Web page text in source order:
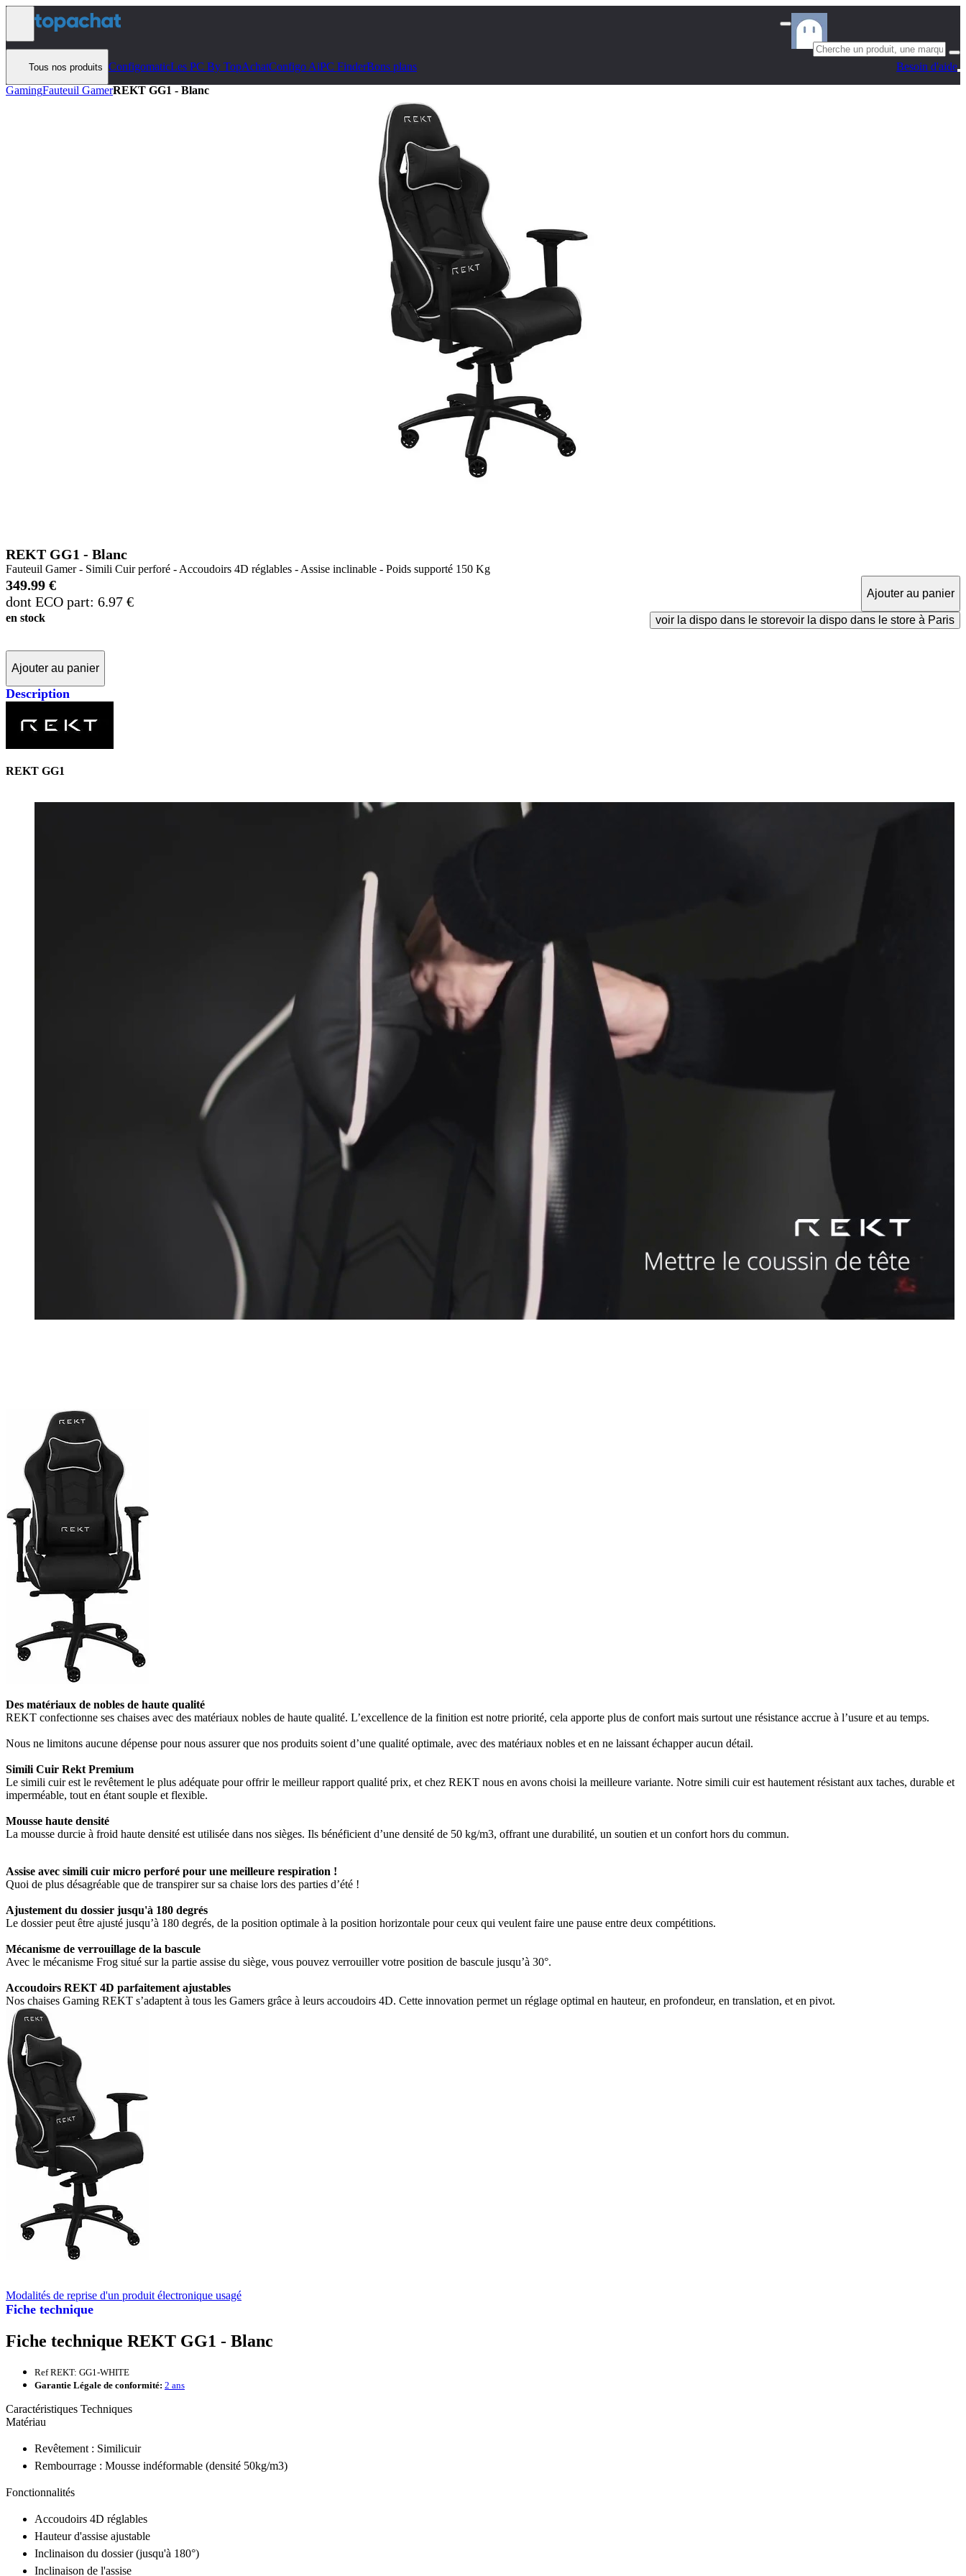
Aller au contenu
Tous nos produits ConfigomaticLes PC By TopAchatConfigo AiPC FinderBons plans
Besoin d'aide
GamingFauteuil GamerREKT GG1 - Blanc
REKT GG1 - Blanc
Fauteuil Gamer - Simili Cuir perforé - Accoudoirs 4D réglables - Assise inclinable - Poids supporté 150 Kg
349.99 €
dont ECO part: 6.97 €
Ajouter au panier
en stock
voir la dispo dans le storevoir la dispo dans le store à Paris
Ajouter au panier
Description
Fiche technique
REKT GG1
Des matériaux de nobles de haute qualité
REKT confectionne ses chaises avec des matériaux nobles de haute qualité. L’excellence de la finition est notre priorité, cela apporte plus de confort mais surtout une résistance accrue à l’usure et au temps.
Nous ne limitons aucune dépense pour nous assurer que nos produits soient d’une qualité optimale, avec des matériaux nobles et en ne laissant échapper aucun détail.
Simili Cuir Rekt Premium
Le simili cuir est le revêtement le plus adéquate pour offrir le meilleur rapport qualité prix, et chez REKT nous en avons choisi la meilleure variante. Notre simili cuir est hautement résistant aux taches, durable et
imperméable, tout en étant souple et flexible.
Mousse haute densité
La mousse durcie à froid haute densité est utilisée dans nos sièges. Ils bénéficient d’une densité de 50 kg/m3, offrant une durabilité, un soutien et un confort hors du commun.
Assise avec simili cuir micro perforé pour une meilleure respiration !
Quoi de plus désagréable que de transpirer sur sa chaise lors des parties d’été !
Ajustement du dossier jusqu'à 180 degrés
Le dossier peut être ajusté jusqu’à 180 degrés, de la position optimale à la position horizontale pour ceux qui veulent faire une pause entre deux compétitions.
Mécanisme de verrouillage de la bascule
Avec le mécanisme Frog situé sur la partie assise du siège, vous pouvez verrouiller votre position de bascule jusqu’à 30°.
Accoudoirs REKT 4D parfaitement ajustables
Nos chaises Gaming REKT s’adaptent à tous les Gamers grâce à leurs accoudoirs 4D. Cette innovation permet un réglage optimal en hauteur, en profondeur, en translation, et en pivot.
Modalités de reprise d'un produit électronique usagé
Fiche technique REKT GG1 - Blanc
Ref REKT: GG1-WHITE
Garantie Légale de conformité: 2 ans
Caractéristiques Techniques
Matériau
Revêtement : Similicuir
Rembourrage : Mousse indéformable (densité 50kg/m3)
Fonctionnalités
Accoudoirs 4D réglables
Hauteur d'assise ajustable
Inclinaison du dossier (jusqu'à 180°)
Inclinaison de l'assise